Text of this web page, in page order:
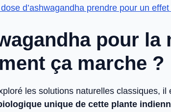
d’ashwagandha prendre pour un
pour la
ça marche ?
les solutions naturelles classiques, il
unique de cette plante